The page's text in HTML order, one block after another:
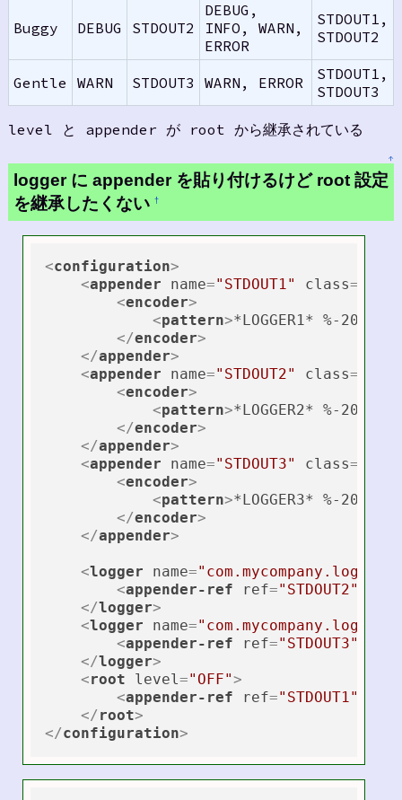
Buggy DEBUG STDOUT2
DEBUG,
INFO, WARN,
ERROR
STDOUT1,
STDOUT2
Gentle WARN STDOUT3 WARN, ERROR
STDOUT1,
STDOUT3
level と appender が root から継承されている
↑
logger に appender を貼り付けるけど root 設定
を継承したくない †
<configuration>
<appender name="STDOUT1" class=
<encoder>
<pattern>*LOGGER1* %-
</encoder>
</appender>
<appender name="STDOUT2" class=
<encoder>
<pattern>*LOGGER2* %-
</encoder>
</appender>
<appender name="STDOUT3" class=
<encoder>
<pattern>*LOGGER3* %-
</encoder>
</appender>
<logger name=
<appender-ref ref="STDOUT2"
</logger>
<logger name=
<appender-ref ref="STDOUT3"
</logger>
<root level ="OFF">
<appender-ref ref="STDOUT1"
</root>
</configuration>